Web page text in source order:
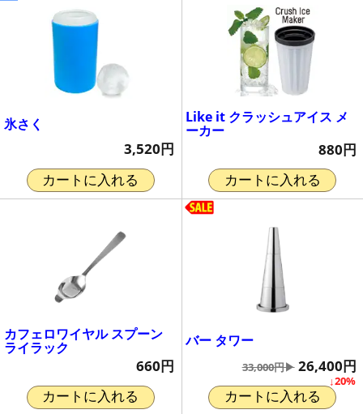
氷さく
3,520円
カートに入れる
Like it クラッシュアイス メ
ーカー
880円
カートに入れる
カフェロワイヤル スプーン
ライラック
660円
カートに入れる
バー タワー
↓20%
33,000円▶ 26,400円
カートに入れる